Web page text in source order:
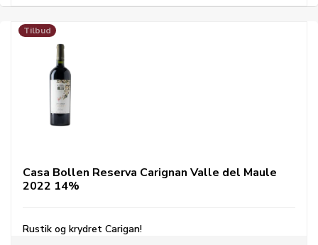
Tilbud
Casa Bollen Reserva Carignan Valle del Maule
2022 14%
Rustik og krydret Carigan!